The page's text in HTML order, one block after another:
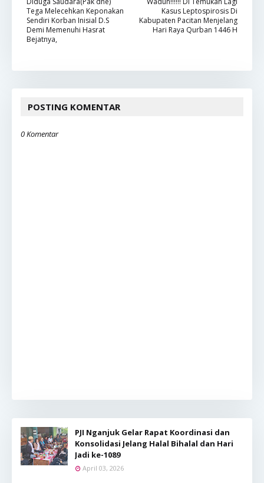
Kasus Leptospirosis Di
Kabupaten Pacitan Menjelang
Hari Raya Qurban 1446 H
Tega Melecehkan Keponakan
Sendiri Korban Inisial D.S
Demi Memenuhi Hasrat
Bejatnya,
POSTING KOMENTAR
0 Komentar
PJI Nganjuk Gelar Rapat Koordinasi dan
Konsolidasi Jelang Halal Bihalal dan Hari
Jadi ke-1089
April 03, 2026